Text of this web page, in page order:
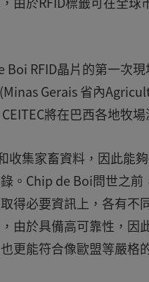
Boi RFID晶片的第一次
Gerais 省內
將在巴西各地牧
收集家畜資料，因此能
。Chip de Boi問世之
得必要資訊上，各有
由於具備高可靠性，
更能符合像歐盟等嚴格